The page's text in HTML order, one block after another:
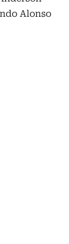
Alonso